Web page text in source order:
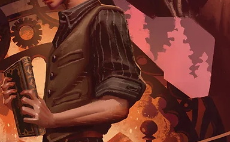
ฐานะทางประวัติศา
(Bury My Heart
‘ต้นแบบ’ ของหนังสื
ซึ่งมีผู้ผลิตเรื่องราว
จำนวนไม่น้อย ไม่ว่
เดียน แนวคิดและวิ